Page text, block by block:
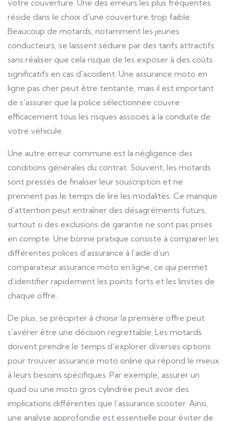
votre couverture. Une des erreurs les plus fréquentes
réside dans le choix d'une couverture trop faible.
Beaucoup de motards, notamment les jeunes
conducteurs, se laissent séduire par des tarifs attractifs
sans réaliser que cela risque de les exposer à des coûts
significatifs en cas d'accident. Une assurance moto en
ligne pas cher peut être tentante, mais il est important
de s'assurer que la police sélectionnée couvre
efficacement tous les risques associés à la conduite de
votre véhicule.
Une autre erreur commune est la négligence des
conditions générales du contrat. Souvent, les motards
sont pressés de finaliser leur souscription et ne
prennent pas le temps de lire les modalités. Ce manque
d’attention peut entraîner des désagréments futurs,
surtout si des exclusions de garantie ne sont pas prises
en compte. Une bonne pratique consiste à comparer les
différentes polices d’assurance à l’aide d’un
comparateur assurance moto en ligne, ce qui permet
d’identifier rapidement les points forts et les limites de
chaque offre.
De plus, se précipiter à choisir la première offre peut
s'avérer être une décision regrettable. Les motards
doivent prendre le temps d'explorer diverses options
pour trouver assurance moto online qui répond le mieux
à leurs besoins spécifiques. Par exemple, assurer un
quad ou une moto gros cylindrée peut avoir des
implications différentes que l’assurance scooter. Ainsi,
une analyse approfondie est essentielle pour éviter de